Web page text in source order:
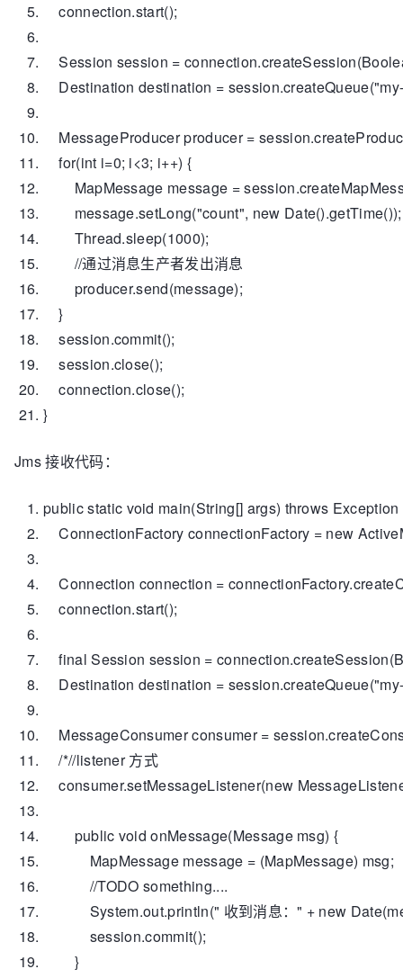
connection.start();
Session session =
Destination destination = session.createQueue(
MessageProducer producer =
for(int i=0; i<3; i++) {
MapMessage message =
message.setLong("count", new
Thread.sleep(1000);
//通过消息生产者发出消息
producer.send(message);
}
session.commit();
session.close();
connection.close();
}
Jms 接收代码：
publicstatic void main(String[] args) throws
ConnectionFactory connectionFactory = new
Connection connection =
connection.start();
final Session session =
Destination destination = session.createQueue(
MessageConsumer consumer =
/*//listener 方式
consumer.setMessageListener(new
public void onMessage(Message msg) {
MapMessage message = (MapMessage) msg;
//TODO something....
System.out.println(" 收到消息：" + new
session.commit();
}